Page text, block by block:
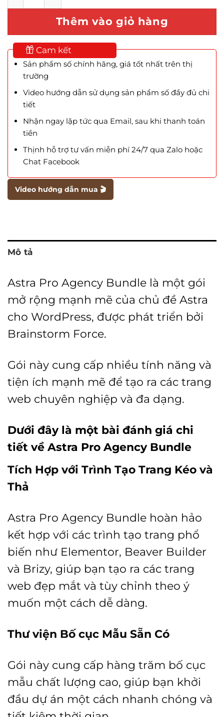
Thêm vào giỏ hàng
Cam kết
Sản phẩm số chính hãng, giá tốt nhất trên thị
trường
Video hướng dẫn sử dụng sản phẩm số đầy đủ chi
tiết
Nhận ngay lập tức qua Email, sau khi thanh toán
tiền
Thịnh hỗ trợ tư vấn miễn phí 24/7 qua Zalo hoặc
Chat Facebook
Video hướng dẫn mua 🎬
Mô tả
Astra Pro Agency Bundle là một gói
mở rộng mạnh mẽ của chủ đề Astra
cho WordPress, được phát triển bởi
Brainstorm Force.
Gói này cung cấp nhiều tính năng và
tiện ích mạnh mẽ để tạo ra các trang
web chuyên nghiệp và đa dạng.
Dưới đây là một bài đánh giá chi
tiết về Astra Pro Agency Bundle
Tích Hợp với Trình Tạo Trang Kéo và
Thả
Astra Pro Agency Bundle hoàn hảo
kết hợp với các trình tạo trang phổ
biến như Elementor, Beaver Builder
và Brizy, giúp bạn tạo ra các trang
web đẹp mắt và tùy chỉnh theo ý
muốn một cách dễ dàng.
Thư viện Bố cục Mẫu Sẵn Có
Gói này cung cấp hàng trăm bố cục
mẫu chất lượng cao, giúp bạn khởi
đầu dự án một cách nhanh chóng và